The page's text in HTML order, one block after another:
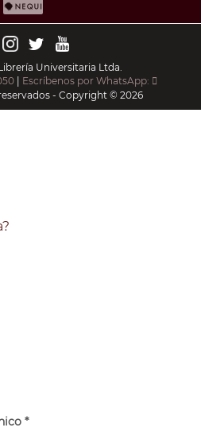
Universitaria Ltda.
| Escríbenos por WhatsApp:
- Copyright © 2026
*